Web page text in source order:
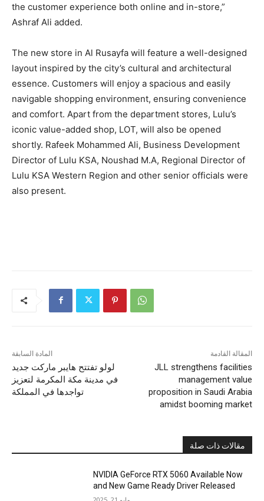
the customer experience both online and in-store,”
Ashraf Ali added.
The new store in Al Rusayfa will feature a well-designed
layout inspired by the city’s cultural and architectural
essence. Customers will enjoy a spacious and easily
navigable shopping environment, ensuring convenience
and comfort. Apart from the department stores, Lulu’s
iconic value-added shop, LOT, will also be opened
shortly. Rafeek Mohammed Ali, Business Development
Director of Lulu KSA, Noushad M.A, Regional Director of
Lulu KSA Western Region and other senior officials were
also present.
المادة السابقة
لولو تفتتح هايبر ماركت جديد
في مدينة مكة المكرمة لتعزيز
تواجدها في المملكة
المقالة القادمة
JLL strengthens facilities
management value
proposition in Saudi Arabia
amidst booming market
مقالات ذات صلة
NVIDIA GeForce RTX 5060 Available Now
and New Game Ready Driver Released